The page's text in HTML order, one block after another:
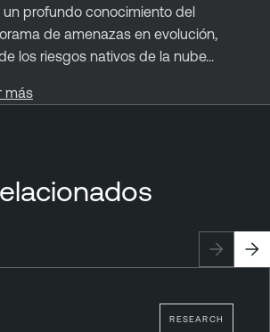
un profundo conocimiento del
de amenazas en evolución,
los riesgos nativos de la nube...
más
RESEARCH